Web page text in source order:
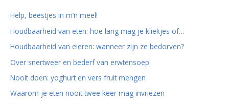
a
a
r
:
Help, beestjes in m’n meel!
Houdbaarheid van eten: hoe lang mag je kliekjes of…
Houdbaarheid van eieren: wanneer zijn ze bedorven?
Over snertweer en bederf van erwtensoep
Nooit doen: yoghurt en vers fruit mengen
Waarom je eten nooit twee keer mag invriezen